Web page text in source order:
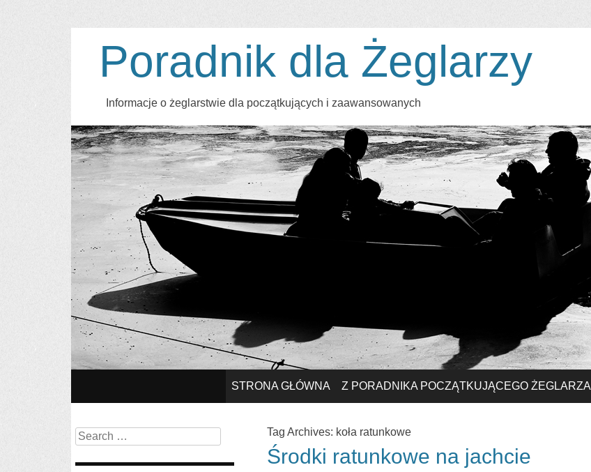
Poradnik dla Żeglarzy
Informacje o żeglarstwie dla początkujących i zaawansowanych
STRONA GŁÓWNA Z PORADNIKA POCZĄTKUJĄCEGO ŻEGLARZA
Tag Archives: koła ratunkowe
Środki ratunkowe na jachcie
Search